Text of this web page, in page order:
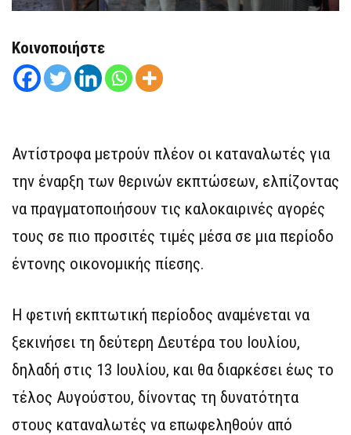
Κοινοποιήστε
Αντίστροφα μετρούν πλέον οι καταναλωτές για
την έναρξη των θερινών εκπτώσεων, ελπίζοντας
να πραγματοποιήσουν τις καλοκαιρινές αγορές
τους σε πιο προσιτές τιμές μέσα σε μια περίοδο
έντονης οικονομικής πίεσης.
Η φετινή εκπτωτική περίοδος αναμένεται να
ξεκινήσει τη δεύτερη Δευτέρα του Ιουλίου,
δηλαδή στις 13 Ιουλίου, και θα διαρκέσει έως το
τέλος Αυγούστου, δίνοντας τη δυνατότητα
στους καταναλωτές να επωφεληθούν από